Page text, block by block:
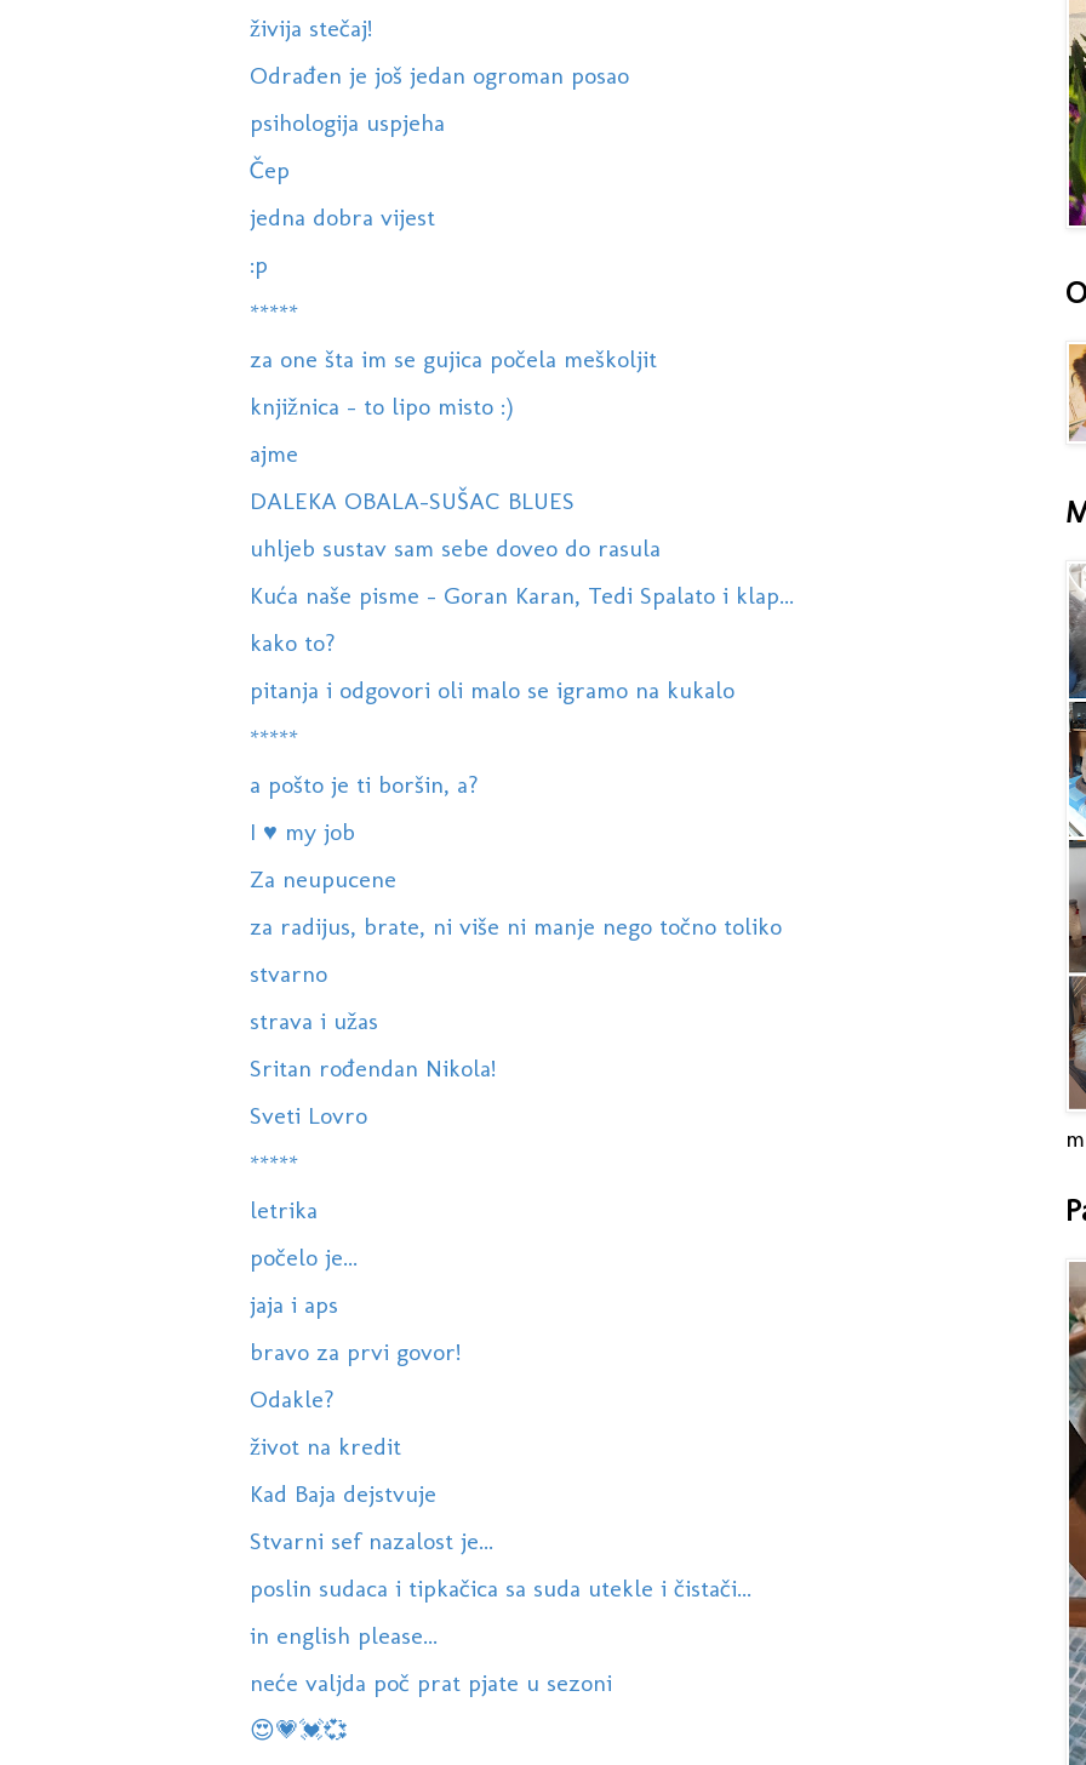
živija stečaj!
Odrađen je još jedan ogroman posao
psihologija uspjeha
Čep
jedna dobra vijest
:p
*****
za one šta im se gujica počela meškoljit
knjižnica - to lipo misto :)
ajme
DALEKA OBALA-SUŠAC BLUES
uhljeb sustav sam sebe doveo do rasula
Kuća naše pisme - Goran Karan, Tedi Spalato i klap...
kako to?
pitanja i odgovori oli malo se igramo na kukalo
*****
a pošto je ti boršin, a?
I ♥ my job
Za neupucene
za radijus, brate, ni više ni manje nego točno toliko
stvarno
strava i užas
Sritan rođendan Nikola!
Sveti Lovro
*****
letrika
počelo je...
jaja i aps
bravo za prvi govor!
Odakle?
život na kredit
Kad Baja dejstvuje
Stvarni sef nazalost je...
poslin sudaca i tipkačica sa suda utekle i čistači...
in english please...
neće valjda poč prat pjate u sezoni
😍💗💓💞